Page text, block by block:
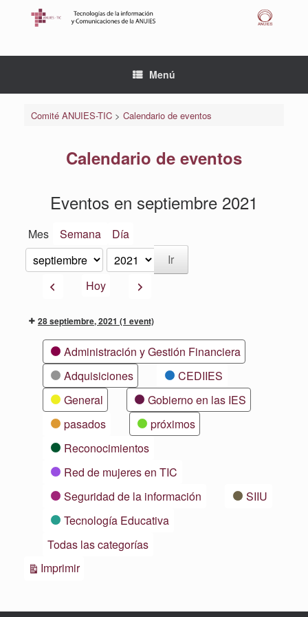
Menú
Comité ANUIES-TIC> Calendario de eventos
Calendario de eventos
Eventos en septiembre 2021
Mes Semana Día
Mes
Año
AnteriorHoy Siguiente
28 septiembre, 2021 (1 event)
CategoríasAdministración y Gestión Financiera
Adquisiciones
CEDIIES
General
Gobierno en las IES
pasados
próximos
Reconocimientos
Red de mujeres en TIC
Seguridad de la información
SIIU
Tecnología Educativa
Todas las categorías
ImprimirVistas